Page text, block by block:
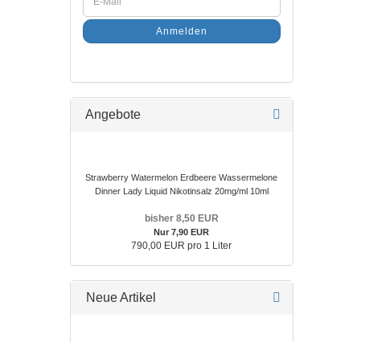
Anmelden
Angebote
Strawberry Watermelon Erdbeere Wassermelone
Dinner Lady Liquid Nikotinsalz 20mg/ml 10ml
bisher 8,50 EUR
Nur 7,90 EUR
790,00 EUR pro 1 Liter
Neue Artikel